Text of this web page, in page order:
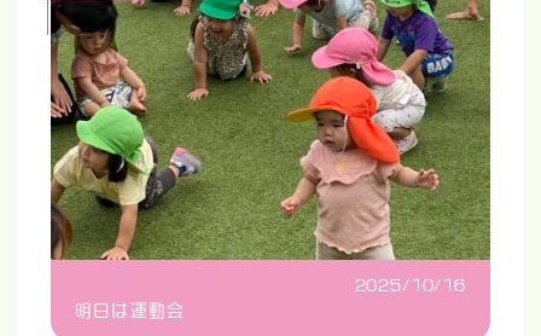
2025/10/16
明日は運動会